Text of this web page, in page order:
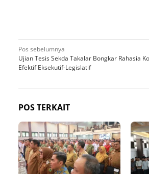
Navigasi
pos
Pos sebelumnya
Ujian Tesis Sekda Takalar Bongkar Rahasia
Efektif Eksekutif-Legislatif
POS TERKAIT